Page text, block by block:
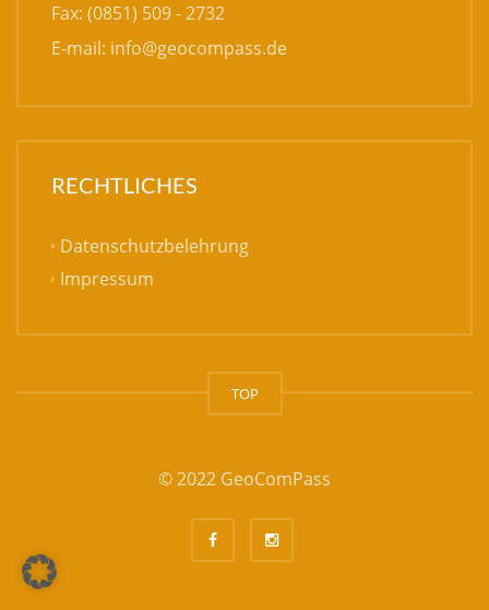
Fax: (0851) 509 - 2732
E-mail: info@geocompass.de
RECHTLICHES
Datenschutzbelehrung
Impressum
TOP
© 2022 GeoComPass